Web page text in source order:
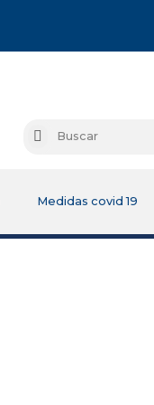
Buscar
Medidas covid 19